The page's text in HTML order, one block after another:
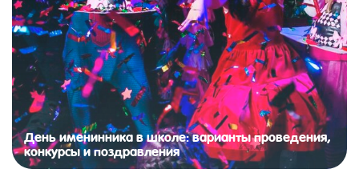
День именинника в школе: варианты проведения,
конкурсы и поздравления